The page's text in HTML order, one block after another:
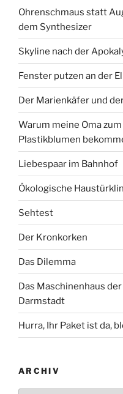
Ohrenschmaus statt
dem Synthesizer
Skyline nach der
Fenster putzen an der
Der Marienkäfer und
Warum meine Oma
Plastikblumen
Liebespaar im Bahnhof
Ökologische
Sehtest
Der Kronkorken
Das Dilemma
Das Maschinenhaus
Darmstadt
Hurra, Ihr Paket ist da,
ARCHIV